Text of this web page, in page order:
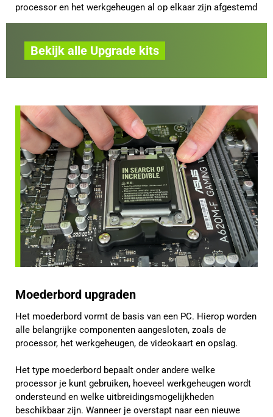
processor en het werkgeheugen al op elkaar zijn afgestemd
Bekijk alle Upgrade kits
Moederbord upgraden
Het moederbord vormt de basis van een PC. Hierop worden
alle belangrijke componenten aangesloten, zoals de
processor, het werkgeheugen, de videokaart en opslag.
Het type moederbord bepaalt onder andere welke
processor je kunt gebruiken, hoeveel werkgeheugen wordt
ondersteund en welke uitbreidingsmogelijkheden
beschikbaar zijn. Wanneer je overstapt naar een nieuwe